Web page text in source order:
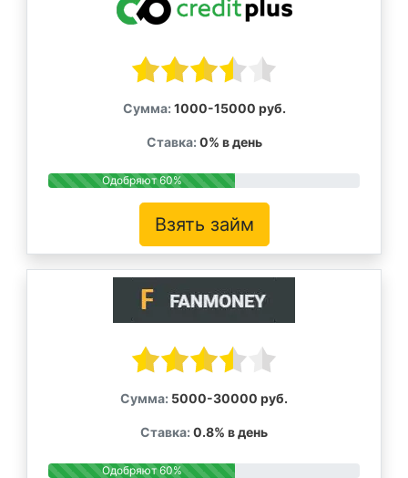
Сумма: 1000-15000 руб.
Ставка: 0% в день
Одобряют 60%
Взять займ
Сумма: 5000-30000 руб.
Ставка: 0.8% в день
Одобряют 60%